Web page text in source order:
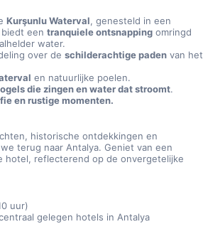
Kurşunlu Waterval, genesteld in een
biedt een tranquiele ontsnapping omringd
water.
over de schilderachtige paden van het
en natuurlijke poelen.
die zingen en water dat stroomt.
en rustige momenten.
historische ontdekkingen en
terug naar Antalya. Geniet van een
hotel, reflecterend op de onvergetelijke
uur)
gelegen hotels in Antalya